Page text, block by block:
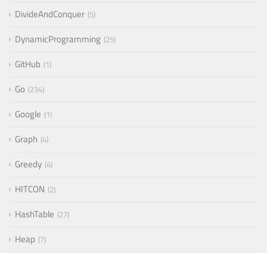
DivideAndConquer 5
DynamicProgramming 25
GitHub 1
Go 234
Google 1
Graph 4
Greedy 4
HITCON 2
HashTable 27
Heap 7